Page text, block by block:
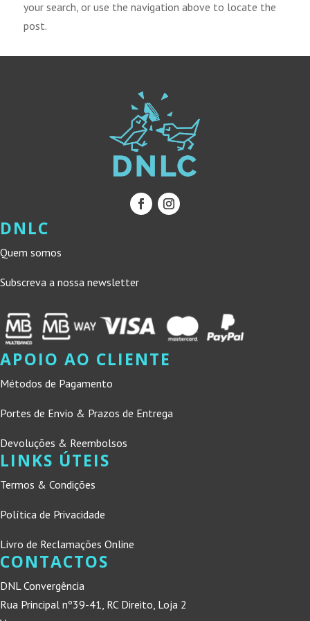
your search, or use the navigation above to locate the
post.
DNLC
Quem somos
Subscreva a nossa newsletter
APOIO AO CLIENTE
Métodos de Pagamento
Portes de Envio & Prazos de Entrega
Devoluções & Reembolsos
LINKS ÚTEIS
Termos & Condições
Política de Privacidade
Livro de Reclamações Online
CONTACTOS
DNL Convergência
Rua Principal nº39-41, RC Direito, Loja 2